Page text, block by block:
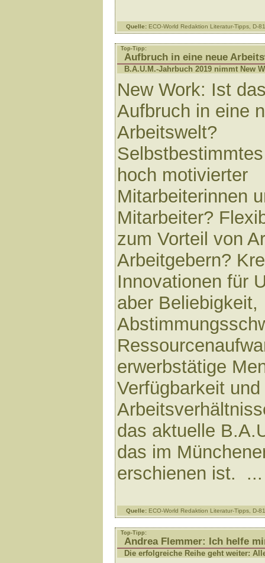
Quelle: ECO-World Redaktion Literatur-Tipps, D-
Top-Tipp:
Aufbruch in eine neue
B.A.U.M.-Jahrbuch 2019 nimmt New
New Work: Ist
Aufbruch in eine
Arbeitswelt?
hoch motivierter
Mitarbeiterinnen
Mitarbeiter?
zum Vorteil von
Arbeitgebern?
Innovationen für
aber Beliebigkeit,
erwerbstätige
Verfügbarkeit
das aktuelle
das im
erschienen ist.
Quelle: ECO-World Redaktion Literatur-Tipps, D-
Top-Tipp:
Andrea Flemmer: Ich helfe
Die erfolgreiche Reihe geht weiter: